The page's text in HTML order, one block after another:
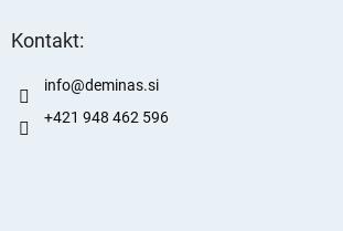
Kontakt:
info@deminas.si
+421 948 462 596